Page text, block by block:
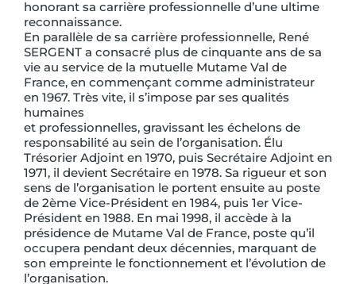
honorant sa carrière professionnelle d’une ultime
reconnaissance.
En parallèle de sa carrière professionnelle, René
SERGENT a consacré plus de cinquante ans de sa
vie au service de la mutuelle Mutame Val de
France, en commençant comme administrateur
en 1967. Très vite, il s’impose par ses qualités
humaines
et professionnelles, gravissant les échelons de
responsabilité au sein de l’organisation. Élu
Trésorier Adjoint en 1970, puis Secrétaire Adjoint en
1971, il devient Secrétaire en 1978. Sa rigueur et son
sens de l’organisation le portent ensuite au poste
de 2ème Vice-Président en 1984, puis 1er Vice-
Président en 1988. En mai 1998, il accède à la
présidence de Mutame Val de France, poste qu’il
occupera pendant deux décennies, marquant de
son empreinte le fonctionnement et l’évolution de
l’organisation.